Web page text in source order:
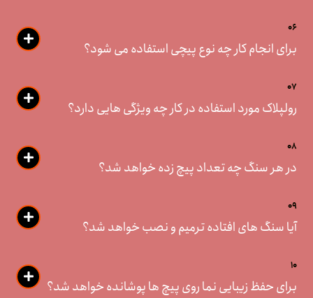
06
برای انجام کار چه نوع پیچی استفاده می شود؟
07
رولپلاک مورد استفاده در کار چه ویژگی هایی دارد؟
08
در هر سنگ چه تعداد پیچ زده خواهد شد؟
09
آیا سنگ های افتاده ترمیم و نصب خواهد شد؟
10
برای حفظ زیبایی نما روی پیچ ها پوشانده خواهد شد؟